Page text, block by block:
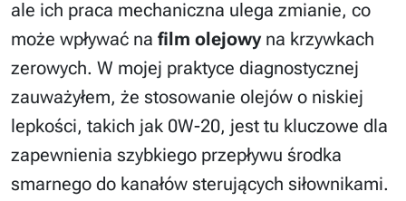
ale ich praca mechaniczna ulega zmianie, co
może wpływać na film olejowy na krzywkach
zerowych. W mojej praktyce diagnostycznej
zauważyłem, że stosowanie olejów o niskiej
lepkości, takich jak 0W-20, jest tu kluczowe dla
zapewnienia szybkiego przepływu środka
smarnego do kanałów sterujących siłownikami.